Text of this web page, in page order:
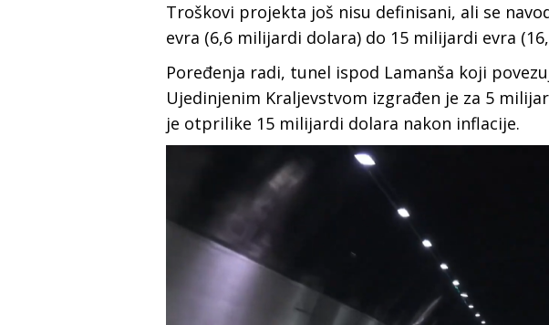
Troškovi projekta još nisu definisani, ali se
evra (6,6 milijardi dolara) do 15 milijardi evra
Poređenja radi, tunel ispod Lamanša koji
Ujedinjenim Kraljevstvom izgrađen je za 5
je otprilike 15 milijardi dolara nakon inflacije.